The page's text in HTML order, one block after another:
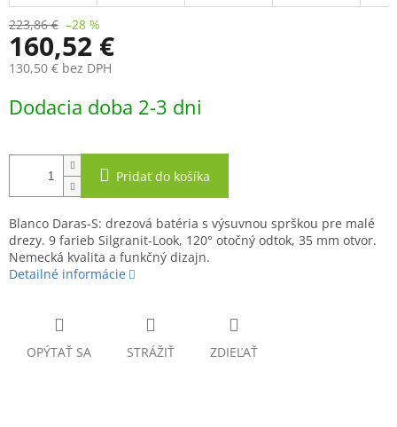
223,86 € –28 %
160,52 €
130,50 € bez DPH
cena:
Dodacia doba 2-3 dni
Pridať do košíka
Blanco Daras-S: drezová batéria s výsuvnou sprškou pre malé
drezy. 9 farieb Silgranit-Look, 120° otočný odtok, 35 mm otvor.
Nemecká kvalita a funkčný dizajn.
Detailné informácie
OPÝTAŤ SA STRÁŽIŤ ZDIEĽAŤ